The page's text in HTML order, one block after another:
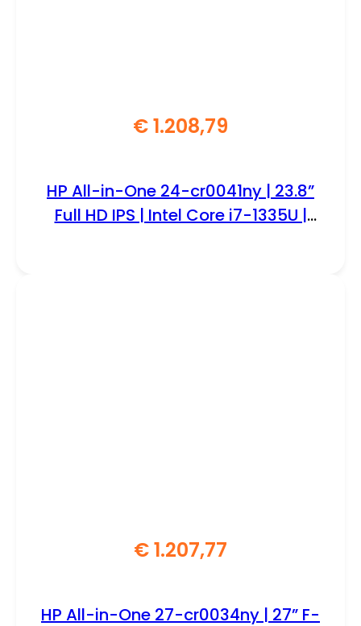
€1.208,79
HP All-in-One 24-cr0041ny | 23.8”
Full HD IPS | Intel Core i7-1335U |
€1.207,77
HP All-in-One 27-cr0034ny | 27” F-